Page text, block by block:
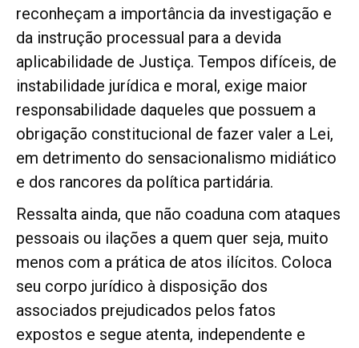
reconheçam a importância da investigação e
da instrução processual para a devida
aplicabilidade de Justiça. Tempos difíceis, de
instabilidade jurídica e moral, exige maior
responsabilidade daqueles que possuem a
obrigação constitucional de fazer valer a Lei,
em detrimento do sensacionalismo midiático
e dos rancores da política partidária.
Ressalta ainda, que não coaduna com ataques
pessoais ou ilações a quem quer seja, muito
menos com a prática de atos ilícitos. Coloca
seu corpo jurídico à disposição dos
associados prejudicados pelos fatos
expostos e segue atenta, independente e